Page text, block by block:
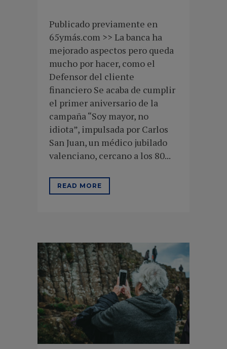
Publicado previamente en
65ymás.com >> La banca ha
mejorado aspectos pero queda
mucho por hacer, como el
Defensor del cliente
financiero Se acaba de cumplir
el primer aniversario de la
campaña “Soy mayor, no
idiota”, impulsada por Carlos
San Juan, un médico jubilado
valenciano, cercano a los 80...
READ MORE